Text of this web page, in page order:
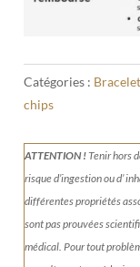
Catégories :
chips
ATTENTION !Tenirhors
risque d’ingestion ou d’
différentes propriétés
sont pas prouvées
médical. Pour tout